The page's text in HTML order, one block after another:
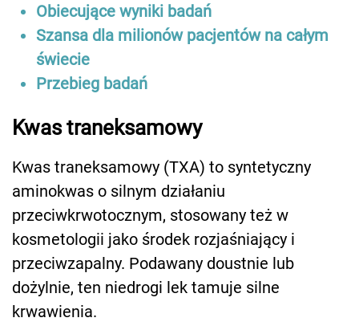
Obiecujące wyniki badań
Szansa dla milionów pacjentów na całym
świecie
Przebieg badań
Kwas traneksamowy
Kwas traneksamowy (TXA) to syntetyczny
aminokwas o silnym działaniu
przeciwkrwotocznym, stosowany też w
kosmetologii jako środek rozjaśniający i
przeciwzapalny. Podawany doustnie lub
dożylnie, ten niedrogi lek tamuje silne
krwawienia.